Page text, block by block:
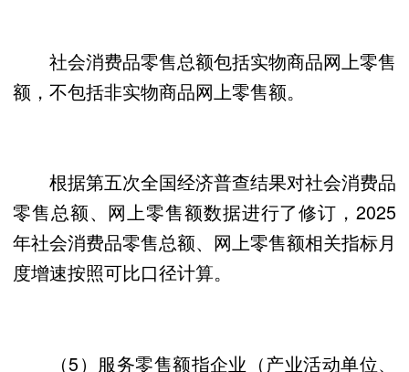
社会消费品零售总额包括实物商品网上零售
额，不包括非实物商品网上零售额。
根据第五次全国经济普查结果对社会消费品
零售总额、网上零售额数据进行了修订，2025
年社会消费品零售总额、网上零售额相关指标月
度增速按照可比口径计算。
（5）服务零售额指企业（产业活动单位、